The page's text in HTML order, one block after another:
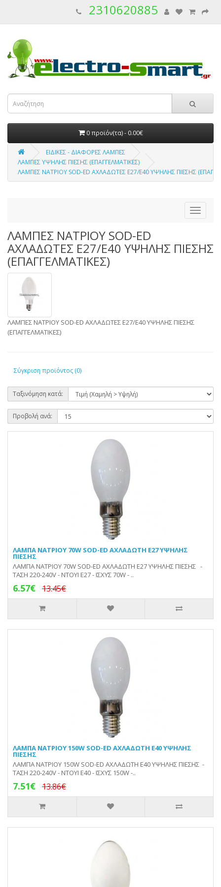
2310620885
0 προϊόν(τα) - 0.00€
ΕΙΔΙΚΕΣ - ΔΙΑΦΟΡΕΣ ΛΑΜΠΕΣ
ΛΑΜΠΕΣ ΥΨΗΛΗΣ ΠΙΕΣΗΣ (ΕΠΑΓΓΕΛΜΑΤΙΚΕΣ)
ΛΑΜΠΕΣ ΝΑΤΡΙΟΥ SOD-ED ΑΧΛΑΔΩΤΕΣ E27/E40 ΥΨΗΛΗΣ ΠΙΕΣΗΣ
ΛΑΜΠΕΣ ΝΑΤΡΙΟΥ SOD-ED
ΑΧΛΑΔΩΤΕΣ E27/E40 ΥΨΗΛΗΣ ΠΙΕΣΗΣ
(ΕΠΑΓΓΕΛΜΑΤΙΚΕΣ)
ΛΑΜΠΕΣ ΝΑΤΡΙΟΥ SOD-ED ΑΧΛΑΔΩΤΕΣ E27/E40 ΥΨΗΛΗΣ ΠΙΕΣΗΣ
(ΕΠΑΓΓΕΛΜΑΤΙΚΕΣ)
Σύγκριση προϊόντος (0)
Ταξινόμηση κατά:
Προβολή ανά:
ΛΑΜΠΑ ΝΑΤΡΙΟΥ 70W SOD-ED ΑΧΛΑΔΩΤΗ E27 ΥΨΗΛΗΣ
ΠΙΕΣΗΣ
ΛΑΜΠΑ ΝΑΤΡΙΟΥ 70W SOD-ED ΑΧΛΑΔΩΤΗ E27 ΥΨΗΛΗΣ ΠΙΕΣΗΣ -
ΤΑΣΗ 220-240V - ΝΤΟΥΙ Ε27 - ΙΣΧΥΣ 70W - ..
6.57€ 13.45€
ΛΑΜΠΑ ΝΑΤΡΙΟΥ 150W SOD-ED ΑΧΛΑΔΩΤΗ E40 ΥΨΗΛΗΣ
ΠΙΕΣΗΣ
ΛΑΜΠΑ ΝΑΤΡΙΟΥ 150W SOD-ED ΑΧΛΑΔΩΤΗ E40 ΥΨΗΛΗΣ ΠΙΕΣΗΣ -
ΤΑΣΗ 220-240V - ΝΤΟΥΙ Ε40 - ΙΣΧΥΣ 150W -..
7.51€ 13.86€